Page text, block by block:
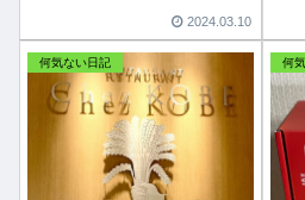
2024.03.10
プ
レ
た
何気ない日記 何